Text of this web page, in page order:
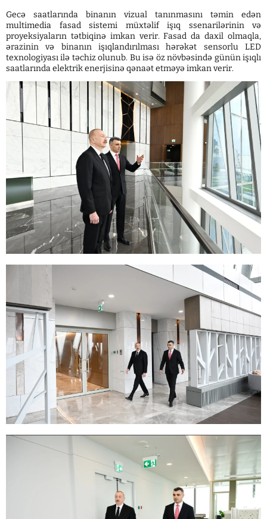
Gecə saatlarında binanın vizual tanınmasını təmin edən
multimedia fasad sistemi müxtəlif işıq ssenarilərinin və
proyeksiyaların tətbiqinə imkan verir. Fasad da daxil olmaqla,
ərazinin və binanın işıqlandırılması hərəkət sensorlu LED
texnologiyası ilə təchiz olunub. Bu isə öz növbəsində günün işıqlı
saatlarında elektrik enerjisinə qənaət etməyə imkan verir.